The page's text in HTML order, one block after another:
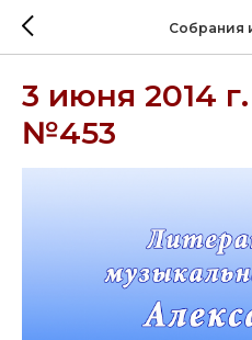
Собрания
3 июня 2014
№453